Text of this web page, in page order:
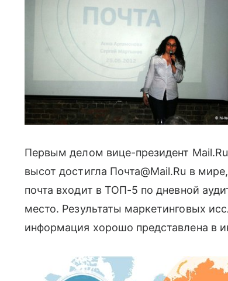
Первым делом вице-президент
высот достигла Почта@Mail.Ru в
почта входит в ТОП-5 по дневной
место. Результаты маркетинговых
информация хорошо представлена в